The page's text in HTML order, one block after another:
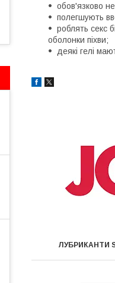
обов'язково
полегшують
роблять секс
оболонки піхви;
деякі гелі
ЛУБРИКАНТИ